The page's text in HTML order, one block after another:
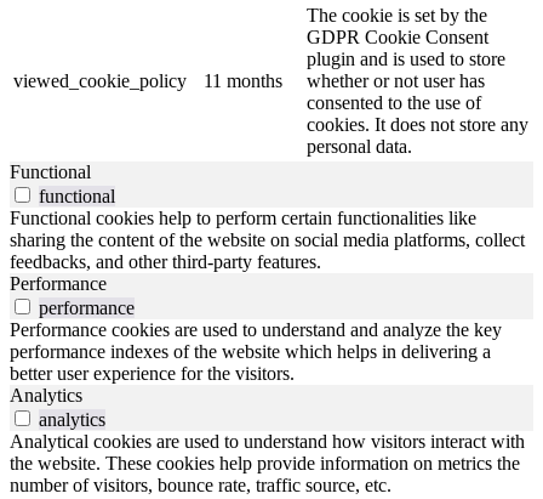
viewed_cookie_policy 11 months
The cookie is set by the
GDPR Cookie Consent
plugin and is used to store
whether or not user has
consented to the use of
cookies. It does not store any
personal data.
Functional
functional
Functional cookies help to perform certain functionalities like
sharing the content of the website on social media platforms, collect
feedbacks, and other third-party features.
Performance
performance
Performance cookies are used to understand and analyze the key
performance indexes of the website which helps in delivering a
better user experience for the visitors.
Analytics
analytics
Analytical cookies are used to understand how visitors interact with
the website. These cookies help provide information on metrics the
number of visitors, bounce rate, traffic source, etc.